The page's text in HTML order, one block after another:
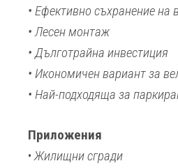
• Ефективно съхранение на
• Лесен монтаж
• Дълготрайна инвестиция
• Икономичен вариант за
• Най-подходяща за
Приложения
•Жилищни сгради